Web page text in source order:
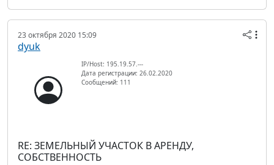
23 октября 2020 15:09
dyuk
IP/Host: 195.19.57.---
Дата регистрации: 26.02.2020
Сообщений: 111
RE: ЗЕМЕЛЬНЫЙ УЧАСТОК В АРЕНДУ,
СОБСТВЕННОСТЬ